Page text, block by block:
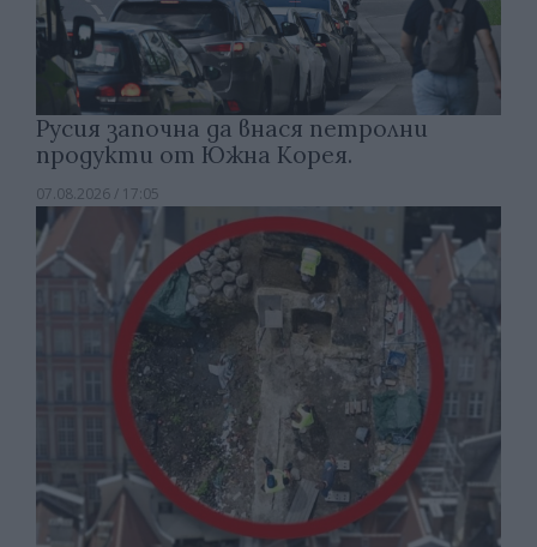
Русия започна да внася петролни
продукти от Южна Корея.
07.08.2026 / 17:05